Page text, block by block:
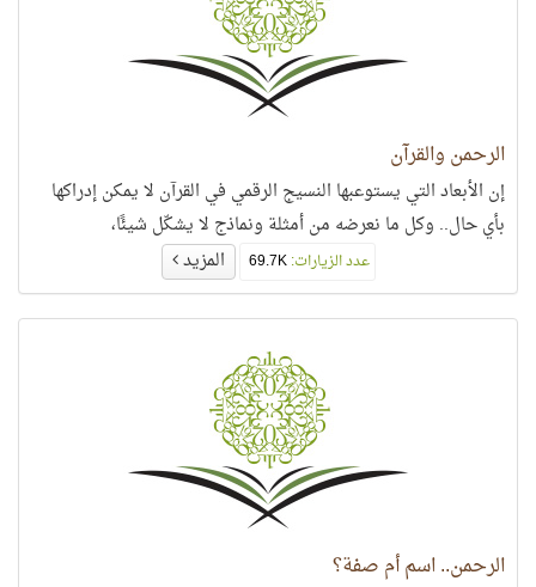
الرحمن والقرآن
إن الأبعاد التي يستوعبها النسيج الرقمي في القرآن لا يمكن إدراكها
بأي حال.. وكل ما نعرضه من أمثلة ونماذج لا يشكّل شيئًا،
عدد الزيارات:69.7K المزيد
الرحمن.. اسم أم صفة؟